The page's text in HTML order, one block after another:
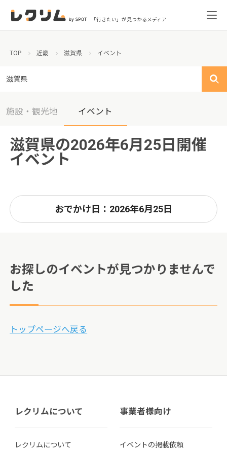
「行きたい」が見つかるメディア
TOP 近畿 滋賀県 イベント
滋賀県
施設・観光地 イベント
滋賀県の2026年6月25日開催
イベント
おでかけ日：2026年6月25日
お探しのイベントが見つかりませんで
した
トップページへ戻る
レクリムについて
レクリムについて
事業者様向け
イベントの掲載依頼